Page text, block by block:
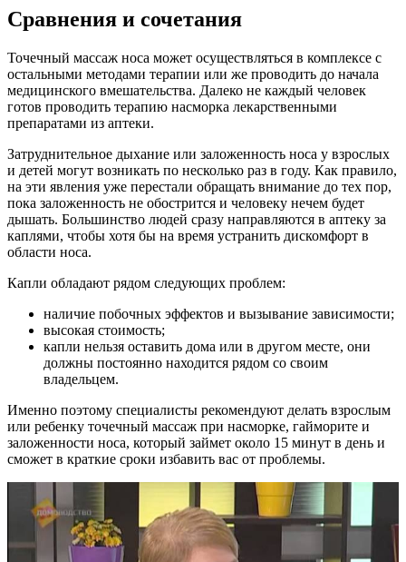
Сравнения и сочетания
Точечный массаж носа может осуществляться в комплексе с
остальными методами терапии или же проводить до начала
медицинского вмешательства. Далеко не каждый человек
готов проводить терапию насморка лекарственными
препаратами из аптеки.
Затруднительное дыхание или заложенность носа у взрослых
и детей могут возникать по несколько раз в году. Как правило,
на эти явления уже перестали обращать внимание до тех пор,
пока заложенность не обострится и человеку нечем будет
дышать. Большинство людей сразу направляются в аптеку за
каплями, чтобы хотя бы на время устранить дискомфорт в
области носа.
Капли обладают рядом следующих проблем:
наличие побочных эффектов и вызывание зависимости;
высокая стоимость;
капли нельзя оставить дома или в другом месте, они
должны постоянно находится рядом со своим
владельцем.
Именно поэтому специалисты рекомендуют делать взрослым
или ребенку точечный массаж при насморке, гайморите и
заложенности носа, который займет около 15 минут в день и
сможет в краткие сроки избавить вас от проблемы.